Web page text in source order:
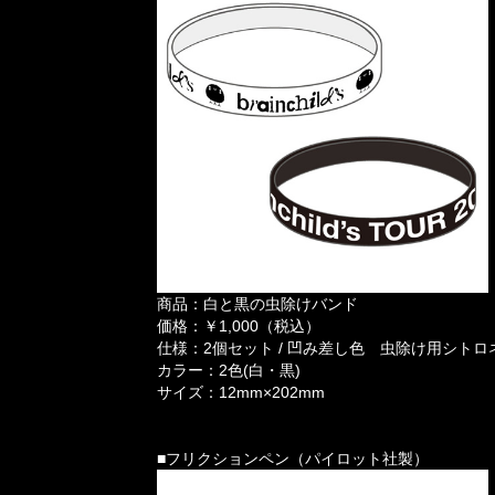
商品：白と黒の虫除けバンド
価格：￥1,000（税込）
仕様：2個セット / 凹み差し色 虫除け用シトロ
カラー：2色(白・黒)
サイズ：12mm×202mm
■フリクションペン（パイロット社製）